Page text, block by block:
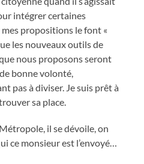
intégrer certaines
propositions le font «
les nouveaux outils de
nous proposons seront
bonne volonté,
pas à diviser. Je suis prêt à
sa place.
il se dévoile, on
ce monsieur est l’envoyé…
ça à la Métropole,